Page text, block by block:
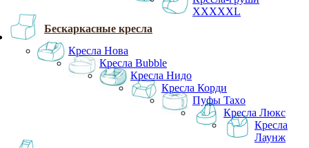
XXXXXL
Бескаркасные кресла
Кресла Нова
Кресла Bubble
Кресла Нидо
Кресла Корди
Пуфы Taxo
Кресла Люкс
Кресла
Лаунж